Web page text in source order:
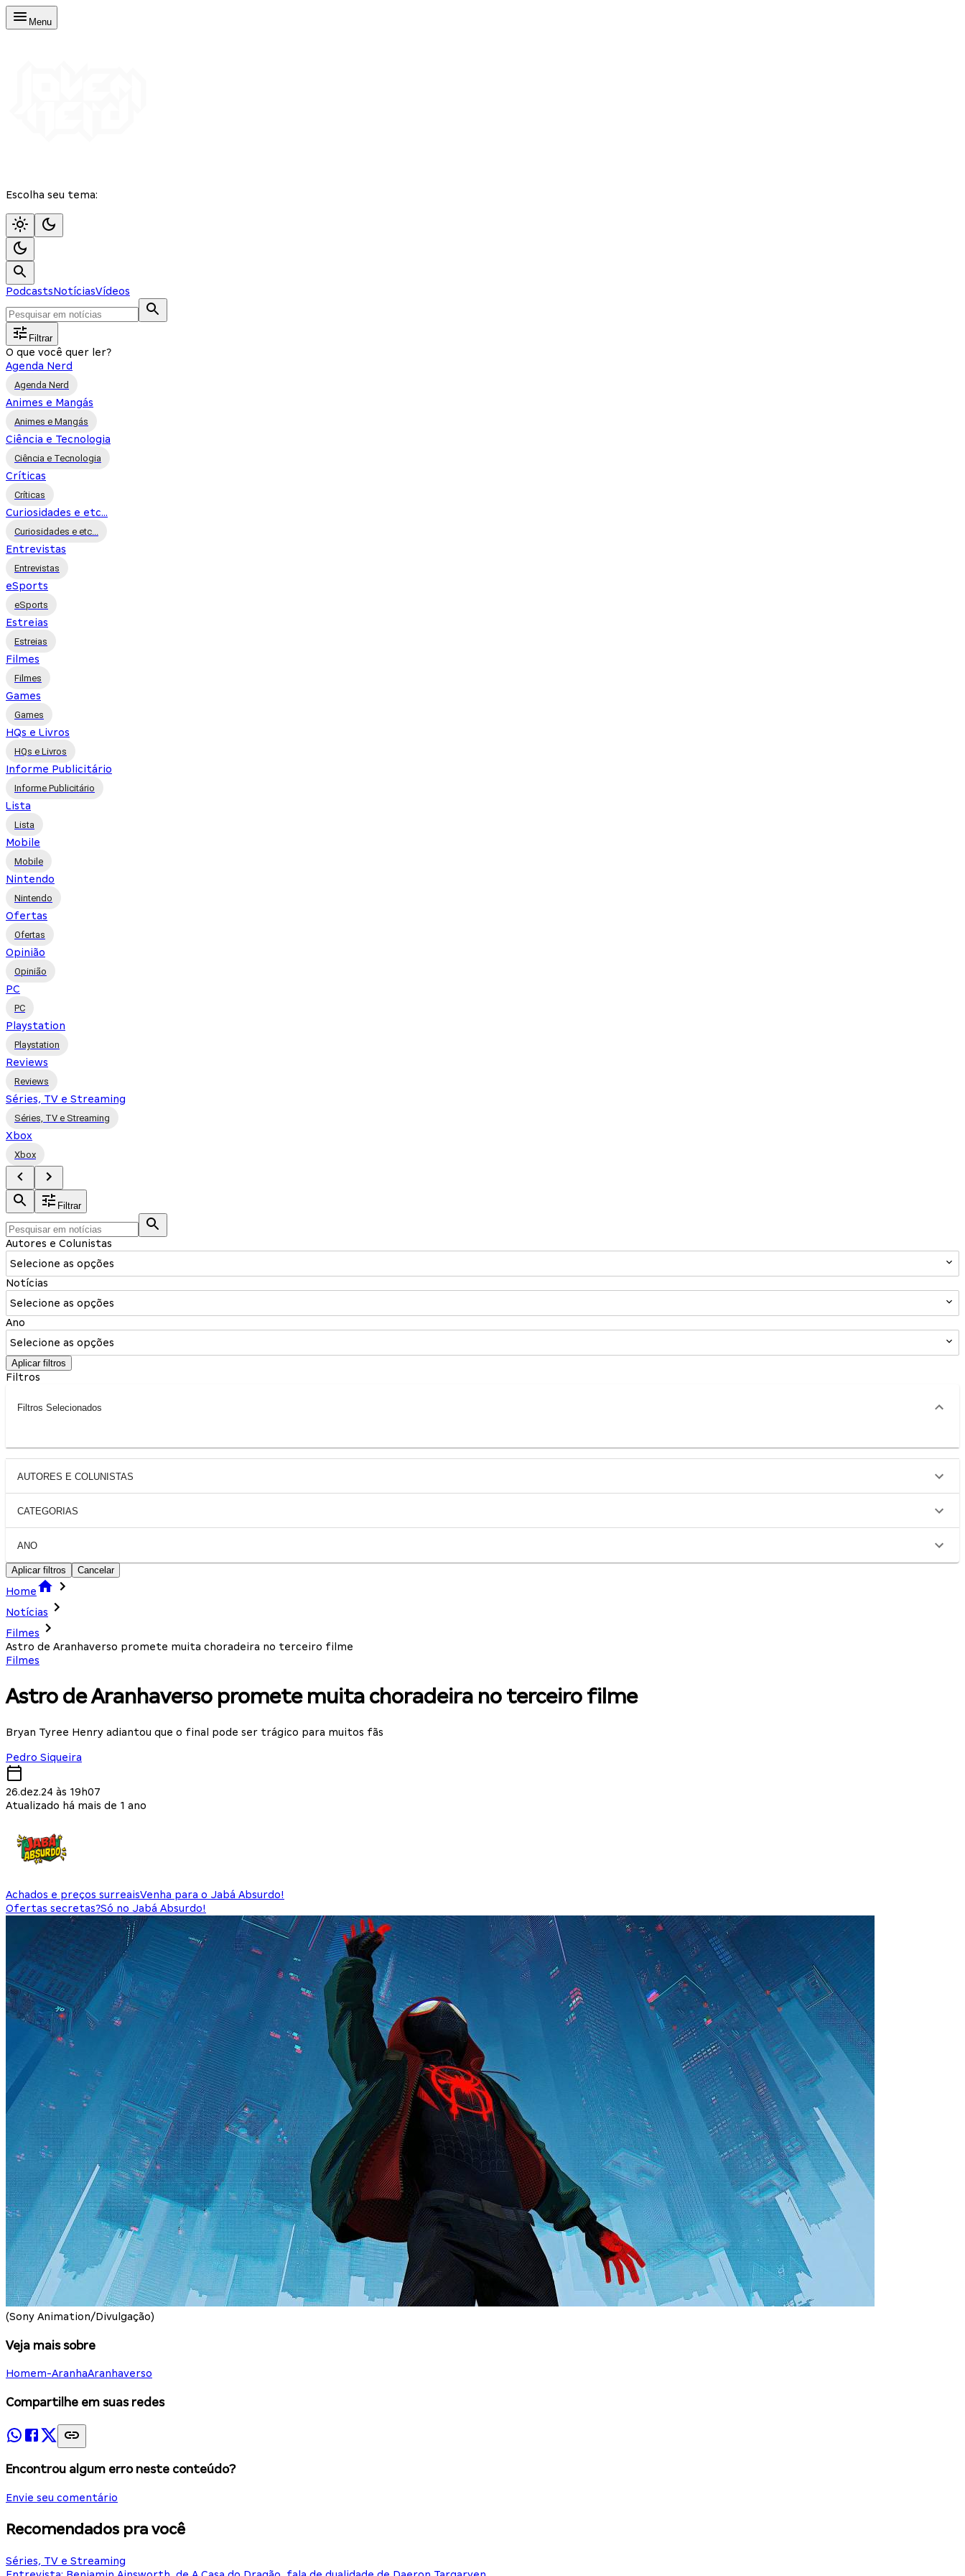
Menu
Escolha seu tema:
PodcastsNotíciasVídeos
Filtrar
O que você quer ler?
Agenda Nerd
Agenda Nerd
Animes e Mangás
Animes e Mangás
Ciência e Tecnologia
Ciência e Tecnologia
Críticas
Críticas
Curiosidades e etc...
Curiosidades e etc...
Entrevistas
Entrevistas
eSports
eSports
Estreias
Estreias
Filmes
Filmes
Games
Games
HQs e Livros
HQs e Livros
Informe Publicitário
Informe Publicitário
Lista
Lista
Mobile
Mobile
Nintendo
Nintendo
Ofertas
Ofertas
Opinião
Opinião
PC
PC
Playstation
Playstation
Reviews
Reviews
Séries, TV e Streaming
Séries, TV e Streaming
Xbox
Xbox
Filtrar
Autores e Colunistas
Selecione as opções
Notícias
Selecione as opções
Ano
Selecione as opções
Aplicar filtros
Filtros
Filtros Selecionados
AUTORES E COLUNISTAS
CATEGORIAS
ANO
Aplicar filtros Cancelar
Home
Notícias
Filmes
Astro de Aranhaverso promete muita choradeira no terceiro filme
Filmes
Astro de Aranhaverso promete muita choradeira no terceiro filme
Bryan Tyree Henry adiantou que o final pode ser trágico para muitos fãs
Pedro Siqueira
26.dez.24 às 19h07
Atualizado há mais de 1 ano
Achados e preços surreaisVenha para o Jabá Absurdo!
Ofertas secretas?Só no Jabá Absurdo!
(Sony Animation/Divulgação)
Veja mais sobre
Homem-AranhaAranhaverso
Compartilhe em suas redes
Encontrou algum erro neste conteúdo?
Envie seu comentário
Recomendados pra você
Séries, TV e Streaming